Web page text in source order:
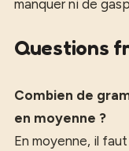
manquer ni de
Questions
Combien de
en moyenne ?
En moyenne, il